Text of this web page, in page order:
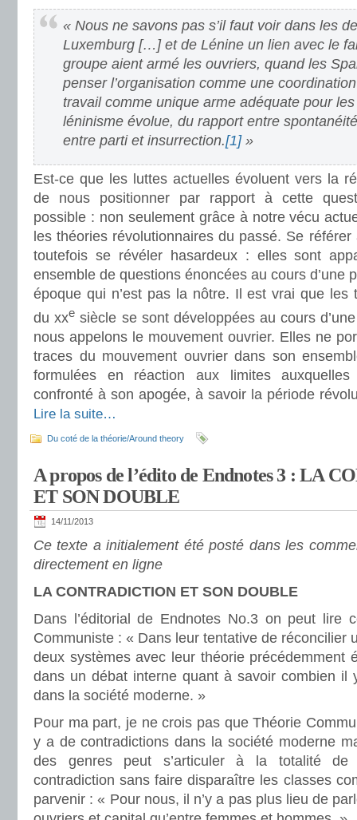
« Nous ne savons pas s’il faut voir dans les
Luxemburg […] et de Lénine un lien avec le
groupe aient armé les ouvriers, quand les
penser l’organisation comme une
travail comme unique arme adéquate pour
léninisme évolue, du rapport entre
entre parti et insurrection.[1]»
Est-ce que les luttes actuelles évoluent vers la
de nous positionner par rapport à cette
possible : non seulement grâce à notre vécu
les théories révolutionnaires du passé. Se
toutefois se révéler hasardeux : elles sont
ensemble de questions énoncées au cours
époque qui n’est pas la nôtre. Il est vrai que les
du xxe siècle se sont développées au cours
nous appelons le mouvement ouvrier. Elles ne
traces du mouvement ouvrier dans son
formulées en réaction aux limites
confronté à son apogée, à savoir la période
Lire la suite…
Du coté de la théorie/Around theory
A propos de l’édito de Endnotes 3 : LA
ET SON DOUBLE
14/11/2013
Ce texte a initialement été posté dans les
directement en ligne
LA CONTRADICTION ET SON DOUBLE
Dans l’éditorial de Endnotes No.3 on peut lire
Communiste : « Dans leur tentative de réconcilier
deux systèmes avec leur théorie précédemment
dans un débat interne quant à savoir combien il
dans la société moderne. »
Pour ma part, je ne crois pas que Théorie
y a de contradictions dans la société moderne
des genres peut s’articuler à la totalité de
contradiction sans faire disparaître les classes
parvenir : « Pour nous, il n’y a pas plus lieu de